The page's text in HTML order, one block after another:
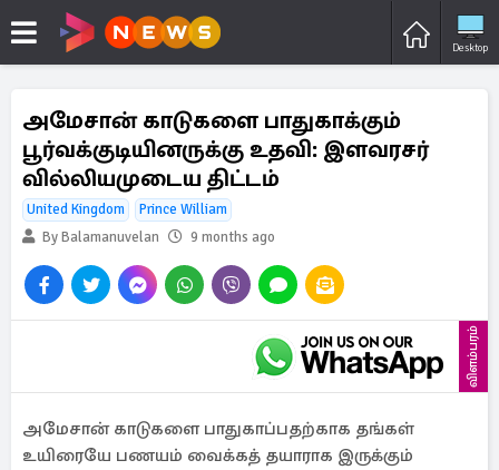
Desktop
அமேசான் காடுகளை பாதுகாக்கும்
பூர்வக்குடியினருக்கு உதவி: இளவரசர்
வில்லியமுடைய திட்டம்
United Kingdom
Prince William
By Balamanuvelan
9 months ago
விளம்பரம்
அமேசான் காடுகளை பாதுகாப்பதற்காக தங்கள்
உயிரையே பணயம் வைக்கத் தயாராக இருக்கும்